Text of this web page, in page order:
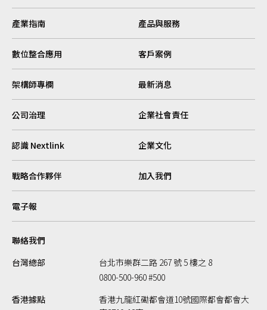
產業指南 產品與服務
數位整合應用 客戶案例
架構師專欄 最新消息
公司治理 企業社會責任
認識 Nextlink 企業文化
戰略合作夥伴 加入我們
電子報
聯絡我們
台灣總部
台北市樂群二路 267 號 5 樓之 8
0800-500-960 #500
香港據點
香港九龍紅磡都會道10號國際都會都會大